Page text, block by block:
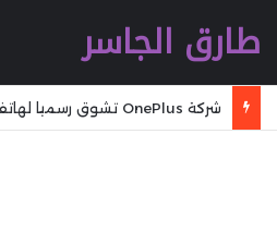
طارق الجاسر